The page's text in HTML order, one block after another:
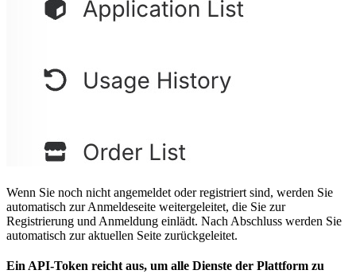
Wenn Sie noch nicht angemeldet oder registriert sind, werden Sie
automatisch zur Anmeldeseite weitergeleitet, die Sie zur
Registrierung und Anmeldung einlädt. Nach Abschluss werden Sie
automatisch zur aktuellen Seite zurückgeleitet.
Ein API-Token reicht aus, um alle Dienste der Plattform zu